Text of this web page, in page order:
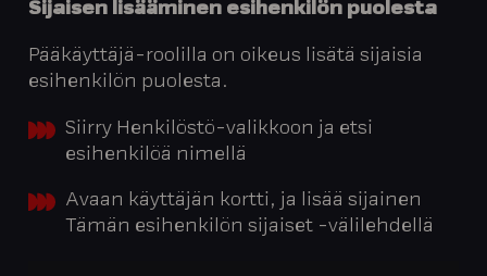
Sijaisen lisääminen esihenkilön puolesta
Pääkäyttäjä-roolilla on oikeus lisätä sijaisia
esihenkilön puolesta.
Siirry Henkilöstö-valikkoon ja etsi
esihenkilöä nimellä
Avaan käyttäjän kortti, ja lisää sijainen
Tämän esihenkilön sijaiset -välilehdellä